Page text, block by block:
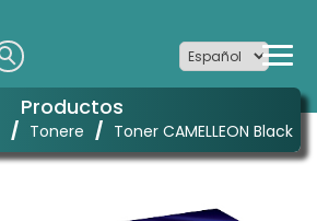
Productos
/ Tonere / Toner CAMELLEON Black